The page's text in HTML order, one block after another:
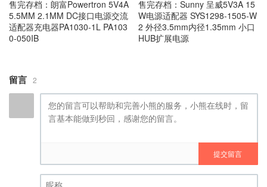
适配器充电器PA1030-1L PA103
0-050IB
2 外径3.5mm内径1.35mm 小口
HUB扩展电源
昵称 (必填)